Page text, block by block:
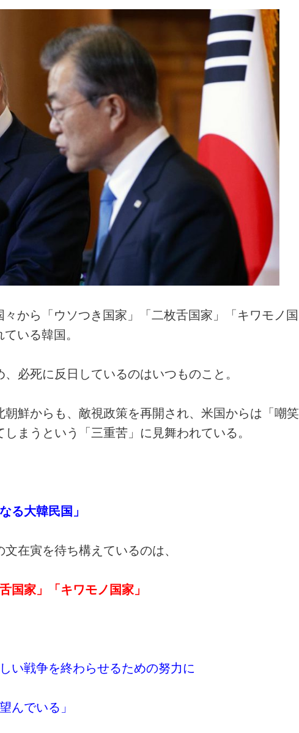
々から「ウソつき国家」「二枚舌国家」「キワモノ国
いる韓国。
必死に反日しているのはいつものこと。
鮮からも、敵視政策を再開され、米国からは「嘲笑
まうという「三重苦」に見舞われている。
る大韓民国」
在寅を待ち構えているのは、
国家」「キワモノ国家」
い戦争を終わらせるための努力に
んでいる」